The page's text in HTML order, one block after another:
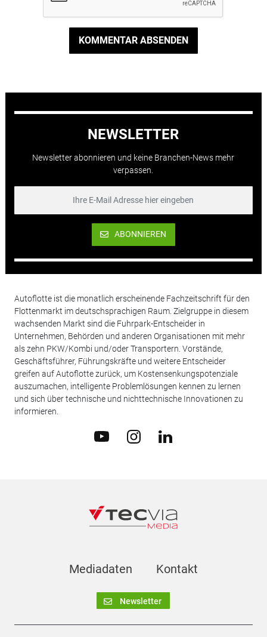
KOMMENTAR ABSENDEN
NEWSLETTER
Newsletter abonnieren und keine Branchen-News mehr
verpassen.
ABONNIEREN
Autoflotte ist die monatlich erscheinende Fachzeitschrift für den
Flottenmarkt im deutschsprachigen Raum. Zielgruppe in diesem
wachsenden Markt sind die Fuhrpark-Entscheider in
Unternehmen, Behörden und anderen Organisationen mit mehr
als zehn PKW/Kombi und/oder Transportern. Vorstände,
Geschäftsführer, Führungskräfte und weitere Entscheider
greifen auf Autoflotte zurück, um Kostensenkungspotenziale
auszumachen, intelligente Problemlösungen kennen zu lernen
und sich über technische und nichttechnische Innovationen zu
informieren.
Mediadaten Kontakt
Newsletter